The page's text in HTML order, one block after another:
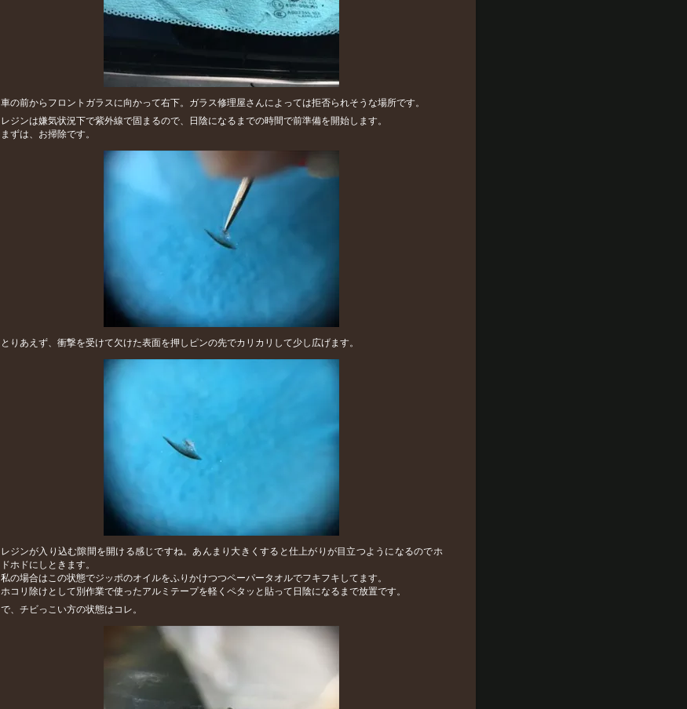
車の前からフロントガラスに向かって右下。ガラス修理屋さんによっては拒否られそうな場所です。
レジンは嫌気状況下で紫外線で固まるので、日陰になるまでの時間で前準備を開始します。
まずは、お掃除です。
とりあえず、衝撃を受けて欠けた表面を押しピンの先でカリカリして少し広げます。
レジンが入り込む隙間を開ける感じですね。あんまり大きくすると仕上がりが目立つようになるのでホ
ドホドにしときます。
私の場合はこの状態でジッポのオイルをふりかけつつペーパータオルでフキフキしてます。
ホコリ除けとして別作業で使ったアルミテープを軽くペタッと貼って日陰になるまで放置です。
で、チビっこい方の状態はコレ。